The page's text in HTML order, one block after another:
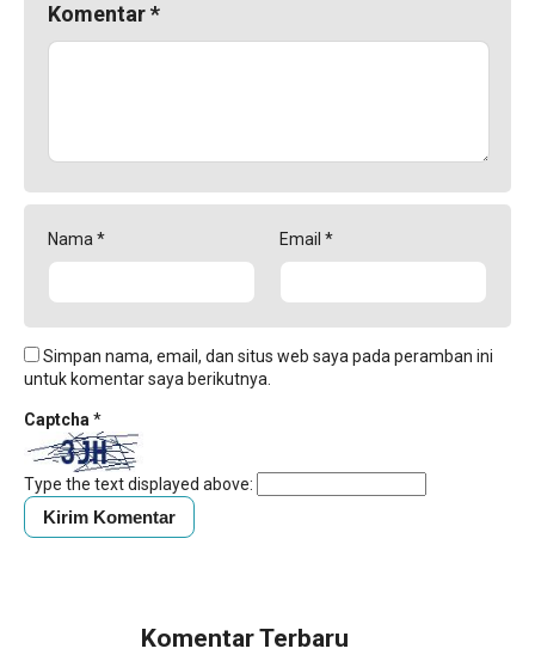
Komentar*
Nama* Email *
Simpan nama, email, dan situs web saya pada peramban ini
untuk komentar saya berikutnya.
Captcha*
Type the text displayed above:
Komentar Terbaru